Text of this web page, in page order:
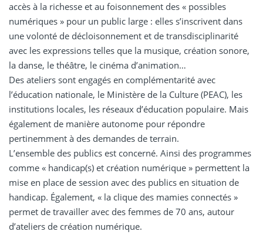
accès à la richesse et au foisonnement des « possibles
numériques » pour un public large : elles s’inscrivent dans
une volonté de décloisonnement et de transdisciplinarité
avec les expressions telles que la musique, création sonore,
la danse, le théâtre, le cinéma d’animation…
Des ateliers sont engagés en complémentarité avec
l’éducation nationale, le Ministère de la Culture (PEAC), les
institutions locales, les réseaux d’éducation populaire. Mais
également de manière autonome pour répondre
pertinemment à des demandes de terrain.
L’ensemble des publics est concerné. Ainsi des programmes
comme « handicap(s) et création numérique » permettent la
mise en place de session avec des publics en situation de
handicap. Également, « la clique des mamies connectés »
permet de travailler avec des femmes de 70 ans, autour
d’ateliers de création numérique.